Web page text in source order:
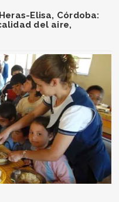
Elisa, Córdoba:
del aire,